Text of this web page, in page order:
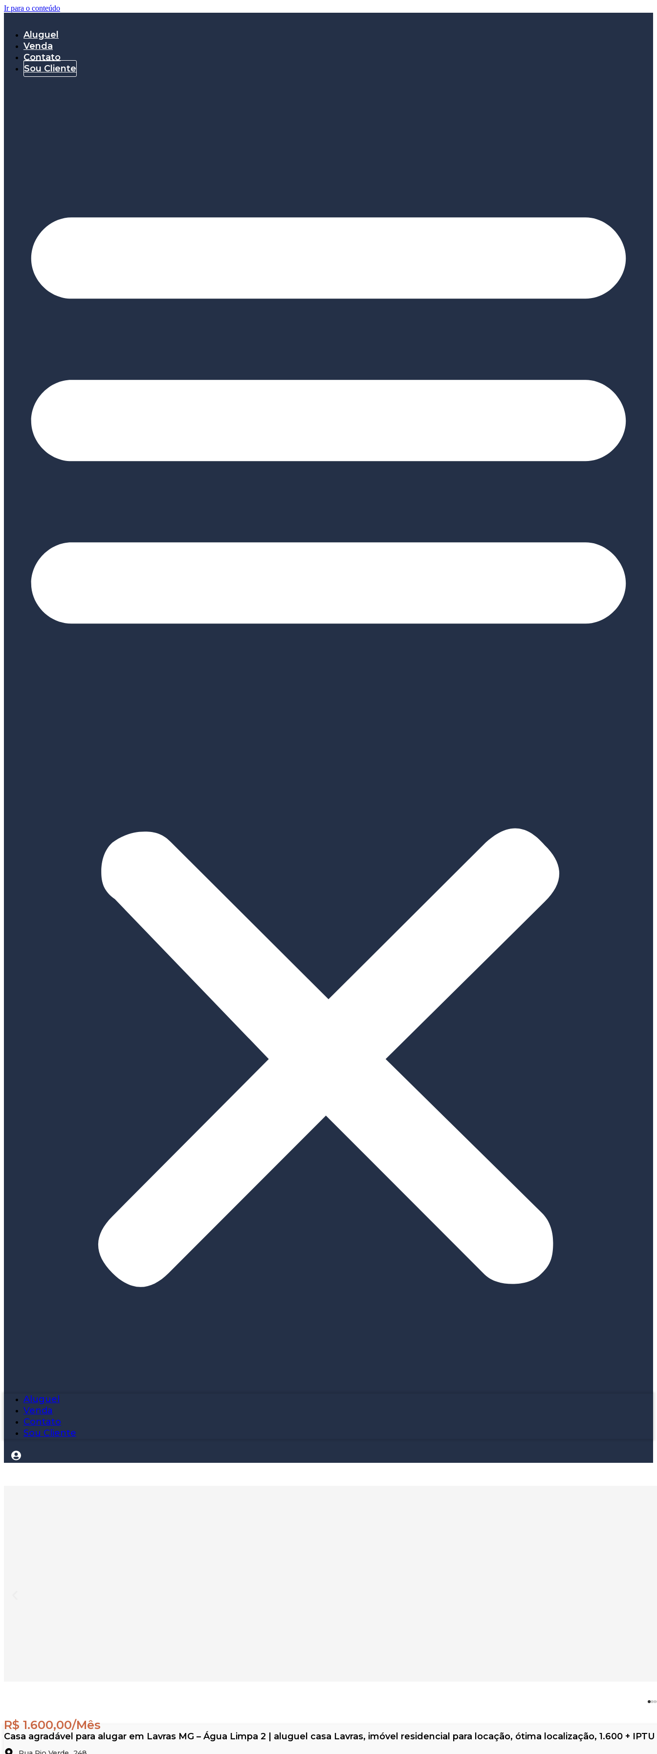
Ir para o conteúdo
Aluguel
Venda
Contato
Sou Cliente
Aluguel
Venda
Contato
Sou Cliente
R$ 1.600,00/Mês
Casa agradável para alugar em Lavras MG – Água Limpa 2 | aluguel casa Lavras, imóvel residencial para locação, ótima localização, 1.600 +